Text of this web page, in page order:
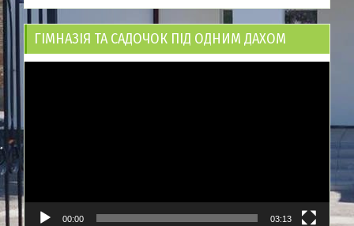
ГІМНАЗІЯ ТА САДОЧОК ПІД ОДНИМ ДАХОМ
00:00 03:13